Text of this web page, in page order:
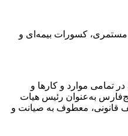
مستمری، کسورات بیمه‌ای و
تمامی موارد و کار‌ها و
به‌عنوان رئیس هیات
قانونی، معطوف به صیانت و